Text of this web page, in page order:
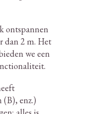
ontspannen
dan 2 m. Het
we een
enz.)